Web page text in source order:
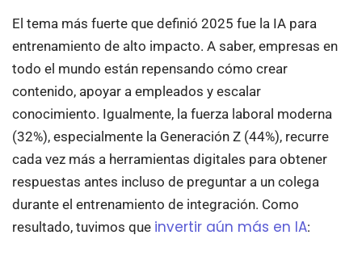
El tema más fuerte que definió 2025 fue la IA para
entrenamiento de alto impacto. A saber, empresas en
todo el mundo están repensando cómo crear
contenido, apoyar a empleados y escalar
conocimiento. Igualmente, la fuerza laboral moderna
(32%), especialmente la Generación Z (44%), recurre
cada vez más a herramientas digitales para obtener
respuestas antes incluso de preguntar a un colega
durante el entrenamiento de integración. Como
resultado, tuvimos que invertir aún más en IA: